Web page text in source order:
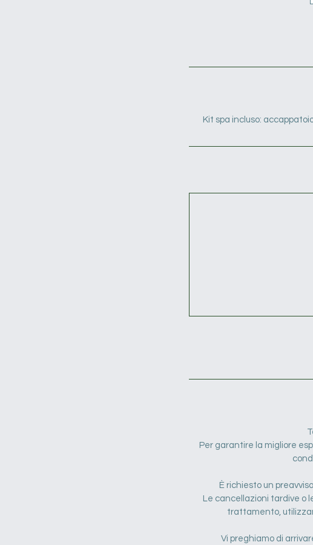
Kit spa incluso:
Per garantire la migliore
È richiesto un
Le cancellazioni tardive o
trattamento,
Vi preghiamo di